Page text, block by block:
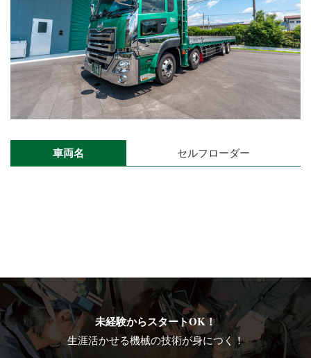
車両名 セルフローダー
未経験からスタートOK！
生涯活かせる機械の技術が身につく！